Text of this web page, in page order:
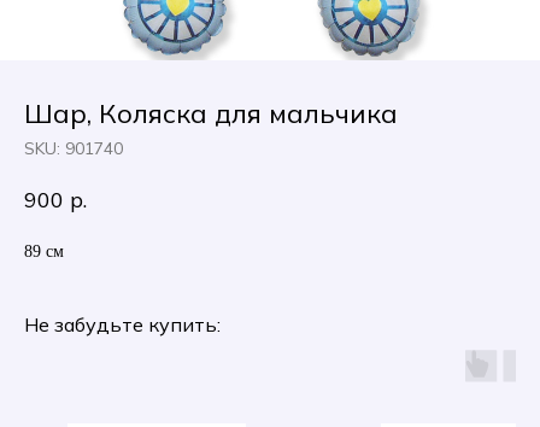
Шар, Коляска для мальчика
SKU: 901740
900 р.
89 см
Не забудьте купить: